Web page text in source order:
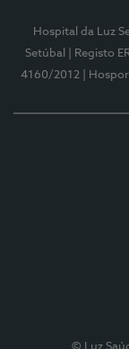
Hospital da Luz
Setúbal
| Registo
4160/2012
|